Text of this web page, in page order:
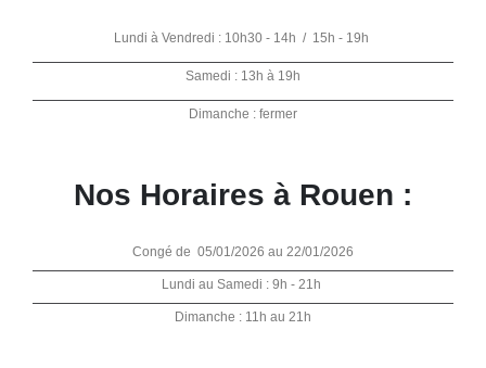
Lundi à Vendredi : 10h30 - 14h / 15h - 19h
Samedi : 13h à 19h
Dimanche : fermer
Nos Horaires à Rouen :
Congé de 05/01/2026 au 22/01/2026
Lundi au Samedi : 9h - 21h
Dimanche : 11h au 21h